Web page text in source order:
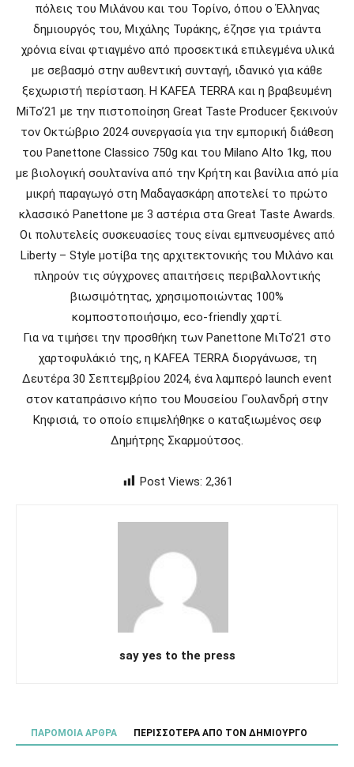
πόλεις του Μιλάνου και του Τορίνο, όπου ο Έλληνας
δημιουργός του, Μιχάλης Τυράκης, έζησε για τριάντα
χρόνια είναι φτιαγμένο από προσεκτικά επιλεγμένα υλικά
με σεβασμό στην αυθεντική συνταγή, ιδανικό για κάθε
ξεχωριστή περίσταση. Η KAFEA TERRA και η βραβευμένη
MiTo’21 με την πιστοποίηση Great Taste Producer ξεκινούν
τον Οκτώβριο 2024 συνεργασία για την εμπορική διάθεση
του Panettone Classico 750g και του Milano Alto 1kg, που
με βιολογική σουλτανίνα από την Κρήτη και βανίλια από μία
μικρή παραγωγό στη Μαδαγασκάρη αποτελεί το πρώτο
κλασσικό Panettone με 3 αστέρια στα Great Taste Awards.
Οι πολυτελείς συσκευασίες τους είναι εμπνευσμένες από
Liberty – Style μοτίβα της αρχιτεκτονικής του Μιλάνο και
πληρούν τις σύγχρονες απαιτήσεις περιβαλλοντικής
βιωσιμότητας, χρησιμοποιώντας 100%
κομποστοποιήσιμο, eco-friendly χαρτί.
Για να τιμήσει την προσθήκη των Panettone ΜιΤο’21 στο
χαρτοφυλάκιό της, η KAFEA TERRA διοργάνωσε, τη
Δευτέρα 30 Σεπτεμβρίου 2024, ένα λαμπερό launch event
στον καταπράσινο κήπο του Μουσείου Γουλανδρή στην
Κηφισιά, το οποίο επιμελήθηκε ο καταξιωμένος σεφ
Δημήτρης Σκαρμούτσος.
Post Views: 2,361
say yes to the press
ΠΑΡΟΜΟΙΑ ΑΡΘΡΑ ΠΕΡΙΣΣΟΤΕΡΑ ΑΠΟ ΤΟΝ ΔΗΜΙΟΥΡΓΟ